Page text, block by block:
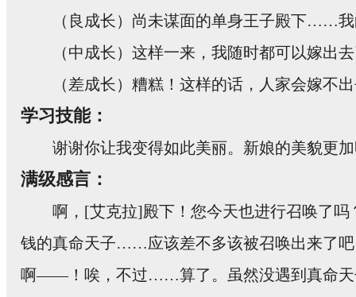
（良成长）尚未谋面的单身王子殿下……
（中成长）这样一来，我随时都可以嫁出
（差成长）糟糕！这样的话，人家会嫁不
学习技能：
谢谢你让我变得如此美丽。新娘的美貌更
满级感言：
啊，[艾克拉]殿下！您今天也进行召唤了
钱的真命天子……应该差不多该被召唤出来了
啊——！唉，不过……算了。虽然没遇到真命天